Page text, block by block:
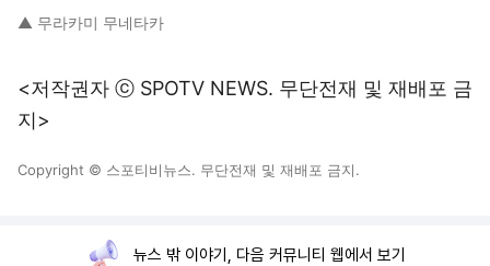
▲ 무라카미 무네타카
<저작권자 ⓒ SPOTV NEWS. 무단전재 및 재배포 금
지>
Copyright © 스포티비뉴스. 무단전재 및 재배포 금지.
뉴스 밖 이야기, 다음 커뮤니티 웹에서 보기